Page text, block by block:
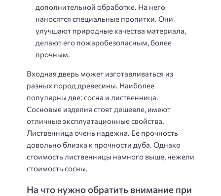
дополнительной обработке. На него
наносятся специальные пропитки. Они
улучшают природные качества материала,
делают его пожаробезопасным, более
прочным.
Входная дверь может изготавливаться из
разных пород древесины. Наиболее
популярны две: сосна и лиственница.
Сосновые изделия стоят дешевле, имеют
отличные эксплуатационные свойства.
Лиственница очень надежна. Ее прочность
довольно близка к прочности дуба. Однако
стоимость лиственницы намного выше, нежели
стоимость сосны.
На что нужно обратить внимание при